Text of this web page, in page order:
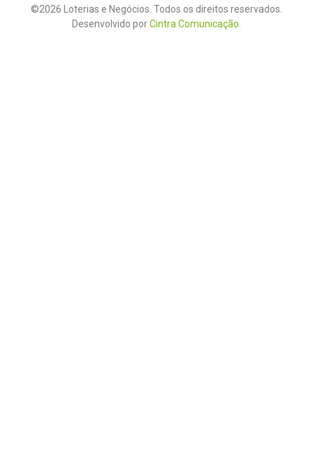
©2026 Loterias e Negócios. Todos os direitos reservados.
Desenvolvido porCintra Comunicação.